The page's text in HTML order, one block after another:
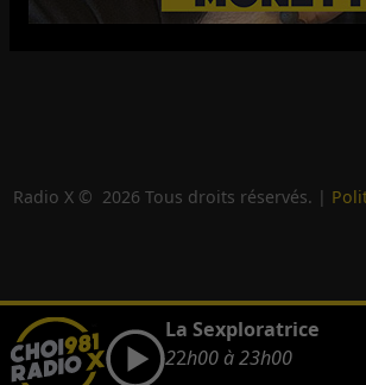
Radio X © 2026 Tous droits réservés. |
La Sexploratrice
22h00 à 23h00